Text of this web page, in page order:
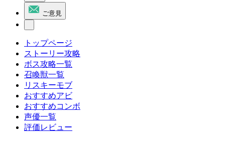
ご意見
トップページ
ストーリー攻略
ボス攻略一覧
召喚獣一覧
リスキーモブ
おすすめアビ
おすすめコンボ
声優一覧
評価レビュー